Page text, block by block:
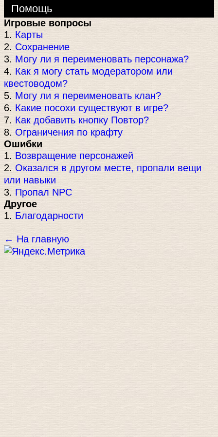
Помощь
Игровые вопросы
1. Карты
2. Сохранение
3. Могу ли я переименовать персонажа?
4. Как я могу стать модератором или
квестоводом?
5. Могу ли я переименовать клан?
6. Какие посохи существуют в игре?
7. Как добавить кнопку Повтор?
8. Ограничения по крафту
Ошибки
1. Возвращение персонажей
2. Оказался в другом месте, пропали вещи
или навыки
3. Пропал NPC
Другое
1. Благодарности
← На главную